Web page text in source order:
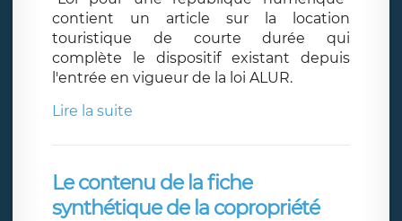
contient un article sur la location
touristique de courte durée qui
complète le dispositif existant depuis
l'entrée en vigueur de la loi ALUR.
Lire la suite
Le contenu de la fiche
synthétique de la copropriété